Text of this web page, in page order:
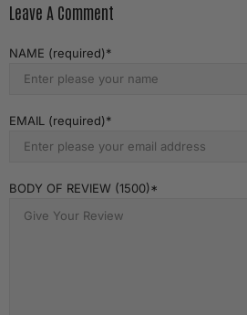
Leave A Comment
NAME (required)
EMAIL (required)
BODY OF REVIEW (1500)